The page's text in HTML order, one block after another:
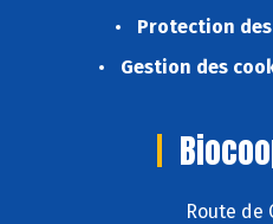
Protection
Gestion des
Route de